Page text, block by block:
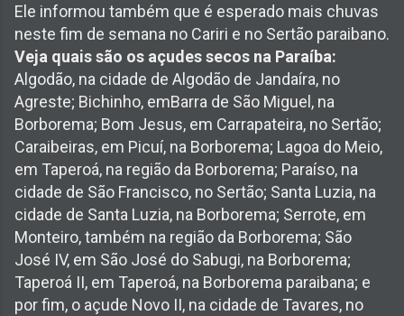
Ele informou também que é esperado mais chuvas
neste fim de semana no Cariri e no Sertão paraibano.
Veja quais são os açudes secos na Paraíba:
Algodão, na cidade de Algodão de Jandaíra, no
Agreste; Bichinho, emBarra de São Miguel, na
Borborema; Bom Jesus, em Carrapateira, no Sertão;
Caraibeiras, em Picuí, na Borborema; Lagoa do Meio,
em Taperoá, na região da Borborema; Paraíso, na
cidade de São Francisco, no Sertão; Santa Luzia, na
cidade de Santa Luzia, na Borborema; Serrote, em
Monteiro, também na região da Borborema; São
José IV, em São José do Sabugi, na Borborema;
Taperoá II, em Taperoá, na Borborema paraibana; e
por fim, o açude Novo II, na cidade de Tavares, no